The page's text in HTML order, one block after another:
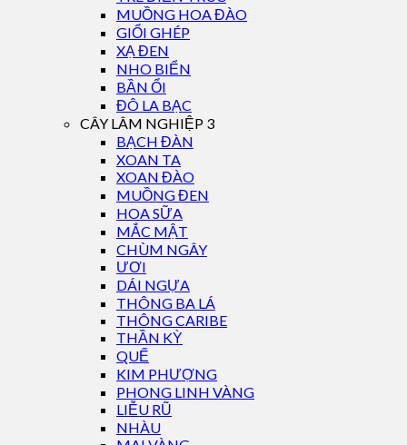
MUỒNG HOA ĐÀO
GIỔI GHÉP
XẠ ĐEN
NHO BIỂN
BẦN ỔI
ĐÔ LA BẠC
CÂY LÂM NGHIỆP 3
BẠCH ĐÀN
XOAN TA
XOAN ĐÀO
MUỒNG ĐEN
HOA SỮA
MẮC MẬT
CHÙM NGÂY
ƯƠI
DÁI NGỰA
THÔNG BA LÁ
THÔNG CARIBE
THẦN KỲ
QUẾ
KIM PHƯỢNG
PHONG LINH VÀNG
LIỄU RŨ
NHÀU